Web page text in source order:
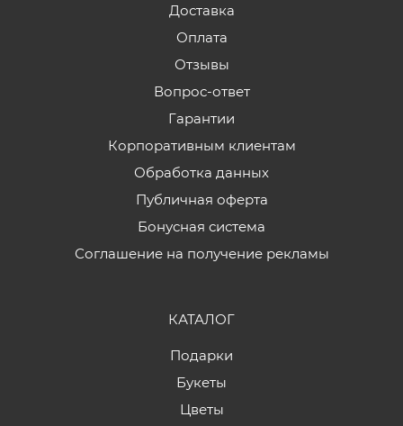
Доставка
Оплата
Отзывы
Вопрос-ответ
Гарантии
Корпоративным клиентам
Обработка данных
Публичная оферта
Бонусная система
Соглашение на получение рекламы
КАТАЛОГ
Подарки
Букеты
Цветы